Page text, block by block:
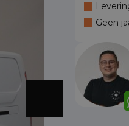
Geen